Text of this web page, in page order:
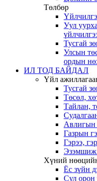
Төлбөр
Уул
Тусгай
Улсын
ордын
ИЛ ТОД БАЙДАЛ
Үйл
Тусгай
Төсөл,
Тайлан,
Авлигын
Газрын
Гэрээ,
Эзэмшиж
Хүний
Ёс зүйн
Сул орон